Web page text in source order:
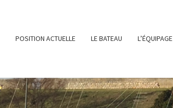
POSITION ACTUELLE LE BATEAU L’ÉQUIPAGE